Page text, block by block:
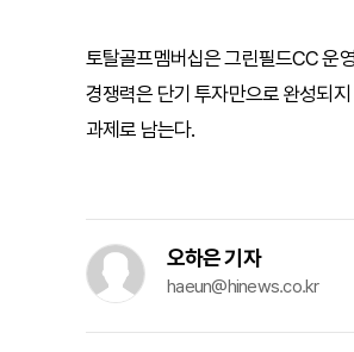
토탈골프멤버십은 그린필드CC 운
경쟁력은 단기 투자만으로 완성되
과제로 남는다.
오하은 기자
haeun@hinews.co.kr